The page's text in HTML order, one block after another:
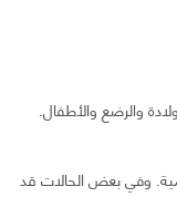
والرضع والأطفال.
وفي بعض الحالات قد